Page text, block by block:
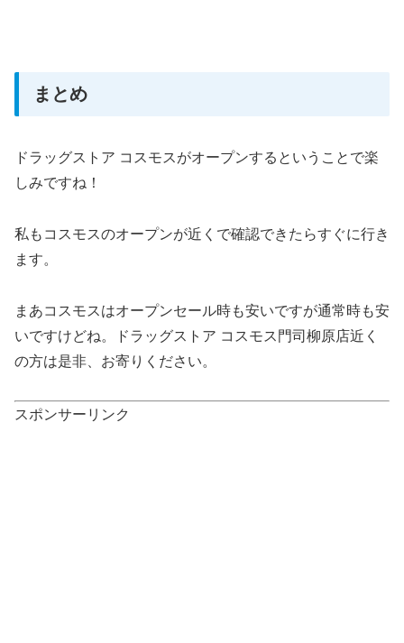
まとめ
ドラッグストア コスモスがオープンするということで楽
しみですね！
私もコスモスのオープンが近くで確認できたらすぐに行き
ます。
まあコスモスはオープンセール時も安いですが通常時も安
いですけどね。ドラッグストア コスモス門司柳原店近く
の方は是非、お寄りください。
スポンサーリンク